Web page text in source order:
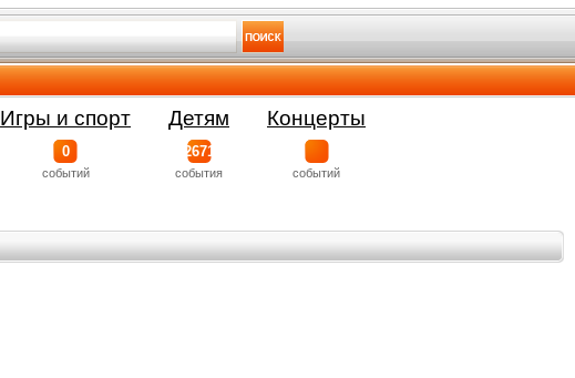
Игры и спорт
0
событий
Детям
2671
события
Концерты
событий